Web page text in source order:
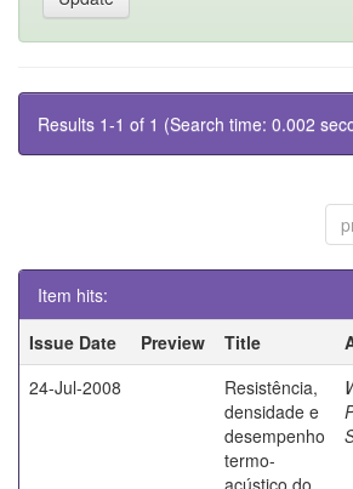
Results 1-1 of 1 (Search time: 0.002
Item hits:
Issue Date
Preview Title
24-Jul-2008
Resistência,
densidade e
desempenho
termo-
acústico do